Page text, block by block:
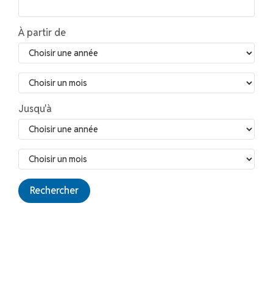
À partir de
Jusqu'à
Rechercher